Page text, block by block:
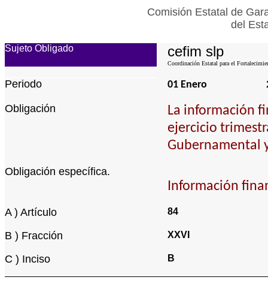
Comisión Estatal de
del
Sujeto Obligado cefim slp
Coordinación Estatal para el
Periodo 01 Enero
Obligación
La información
ejercicio
Gubernamental
Obligación específica.
Información
A ) Artículo 84
B ) Fracción XXVI
C ) Inciso B